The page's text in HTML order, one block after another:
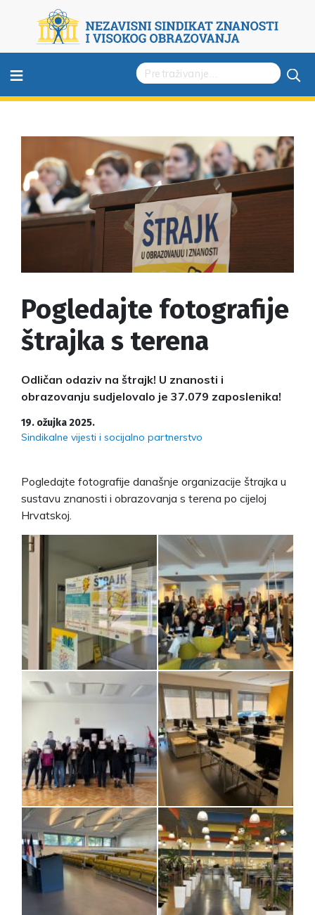
≡
Pogledajte fotografije
štrajka s terena
Odličan odaziv na štrajk! U znanosti i
obrazovanju sudjelovalo je 37.079 zaposlenika!
19. ožujka 2025.
Sindikalne vijesti i socijalno partnerstvo
Pogledajte fotografije današnje organizacije štrajka u
sustavu znanosti i obrazovanja s terena po cijeloj
Hrvatskoj.